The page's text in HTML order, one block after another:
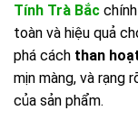
Tính Trà Bắc
toàn và hiệu quả
phá cách than
mịn màng, và rạng
của sản phẩm.